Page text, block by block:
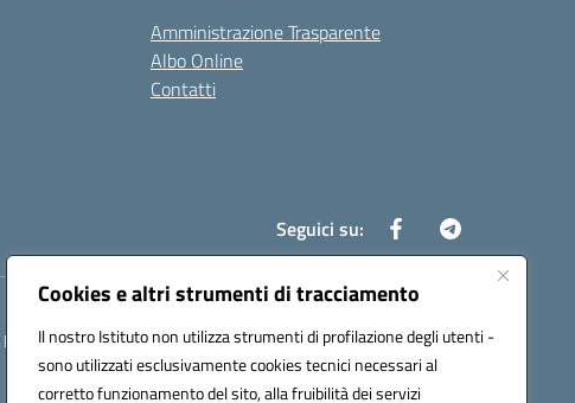
Cookies e altri strumenti di tracciamento
Il nostro Istituto non utilizza strumenti di profilazione degli utenti -
sono utilizzati esclusivamente cookies tecnici necessari al
corretto funzionamento del sito, alla fruibilità dei servizi
Amministrazione Trasparente
Albo Online
Contatti
Seguici su:
paic88700d@pec.istruzione.it